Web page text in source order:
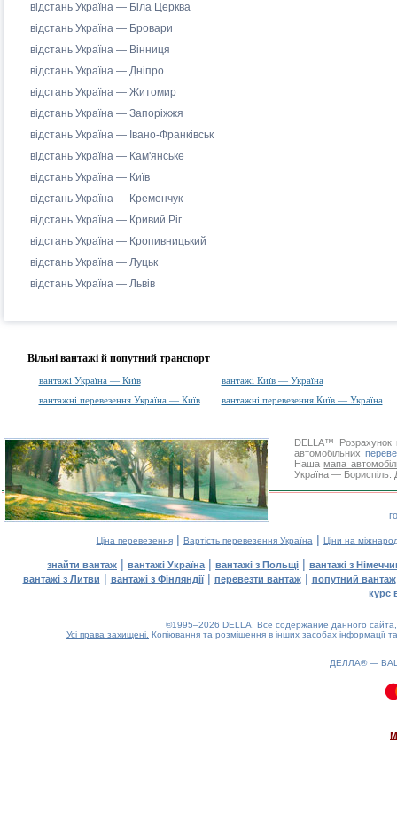
відстань Україна — Біла Церква
відстань Україна — Бровари
відстань Україна — Вінниця
відстань Україна — Дніпро
відстань Україна — Житомир
відстань Україна — Запоріжжя
відстань Україна — Івано-Франківськ
відстань Україна — Кам'янське
відстань Україна — Київ
відстань Україна — Кременчук
відстань Україна — Кривий Ріг
відстань Україна — Кропивницький
відстань Україна — Луцьк
відстань Україна — Львів
Вільні вантажі й попутний транспорт
вантажі Україна — Київ
вантажі Київ — Україна
вантажні перевезення Україна — Київ
вантажні перевезення Київ — Україна
DELLA™
Розрахунок
автомобільних
Нашамапа
Україна — Бориспіль.
Ціна перевезення| Вартість перевезення Україна | Ціни на
знайти вантаж | вантажі Україна | вантажі з Польщі | вантажі з
вантажі з Литви | вантажі з Фінляндії| перевезти вантаж| попутний вантаж
курс
©1995–2026 DELLA. Все содержание данного
Усі права захищені. Копіювання та розміщення в інших засобах інформації
ДЕЛЛА® —